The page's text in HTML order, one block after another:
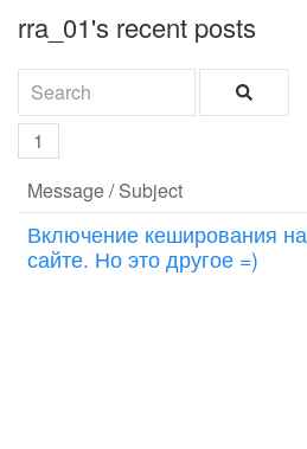
rra_01's recent posts
1
Message / Subject
Включение кеширования на
сайте. Но это другое =)